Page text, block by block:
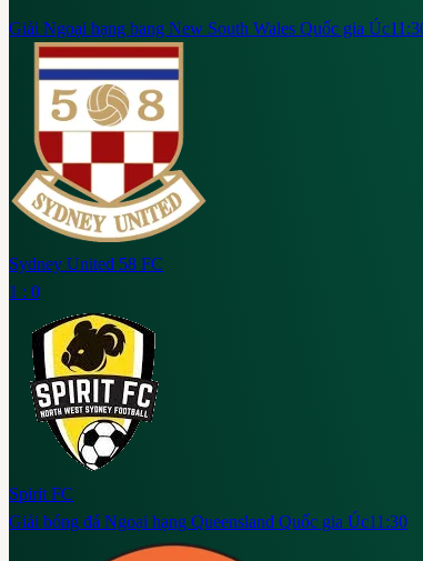
Giải Ngoại hạng bang New South Wales Quốc gia Úc
Sydney United 58 FC
1 : 0
Spirit FC
Giải bóng đá Ngoại hạng Queensland Quốc gia Úc11:30